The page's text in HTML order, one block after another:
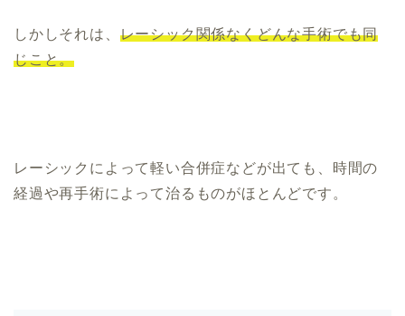
しかしそれは、 レーシック関係なくどんな手術でも同
じこと。
レーシックによって軽い合併症などが出ても、時間の
経過や再手術によって治るものがほとんどです。